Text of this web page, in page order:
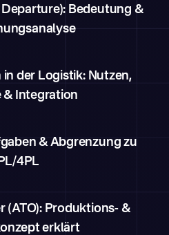
Bedeutung &
der Logistik: Nutzen,
& Integration
& Abgrenzung zu
4PL
(ATO): Produktions- &
erklärt